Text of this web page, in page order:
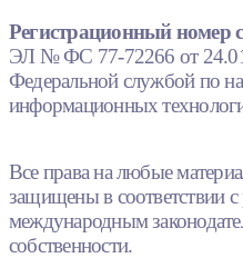
Регистрационный номер
ЭЛ № ФС 77-72266 от
Федеральной службой по
информационных
Все права на любые
защищены в соответствии
международным
собственности.